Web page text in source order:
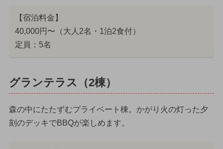
【宿泊料金】
40,000円〜（大人2名・1泊2食付）
定員：5名
グランテラス（2棟）
森の中にたたずむプライベート棟。かがり火の灯った夕
刻のデッキでBBQが楽しめます。